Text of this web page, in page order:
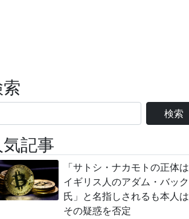
検索
記事
「サトシ・ナカモトの正体は
イギリス人のアダム・バック
氏」と名指しされるも本人は
その疑惑を否定